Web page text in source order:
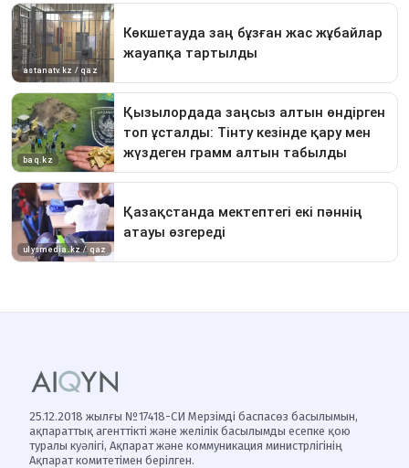
25.12.2018 жылғы №17418-СИ Мерзімді баспасөз басылымын,
ақпараттық агенттікті және желілік басылымды есепке қою
туралы куәлігі, Ақпарат және коммуникация министрлігінің
Ақпарат комитетімен берілген.